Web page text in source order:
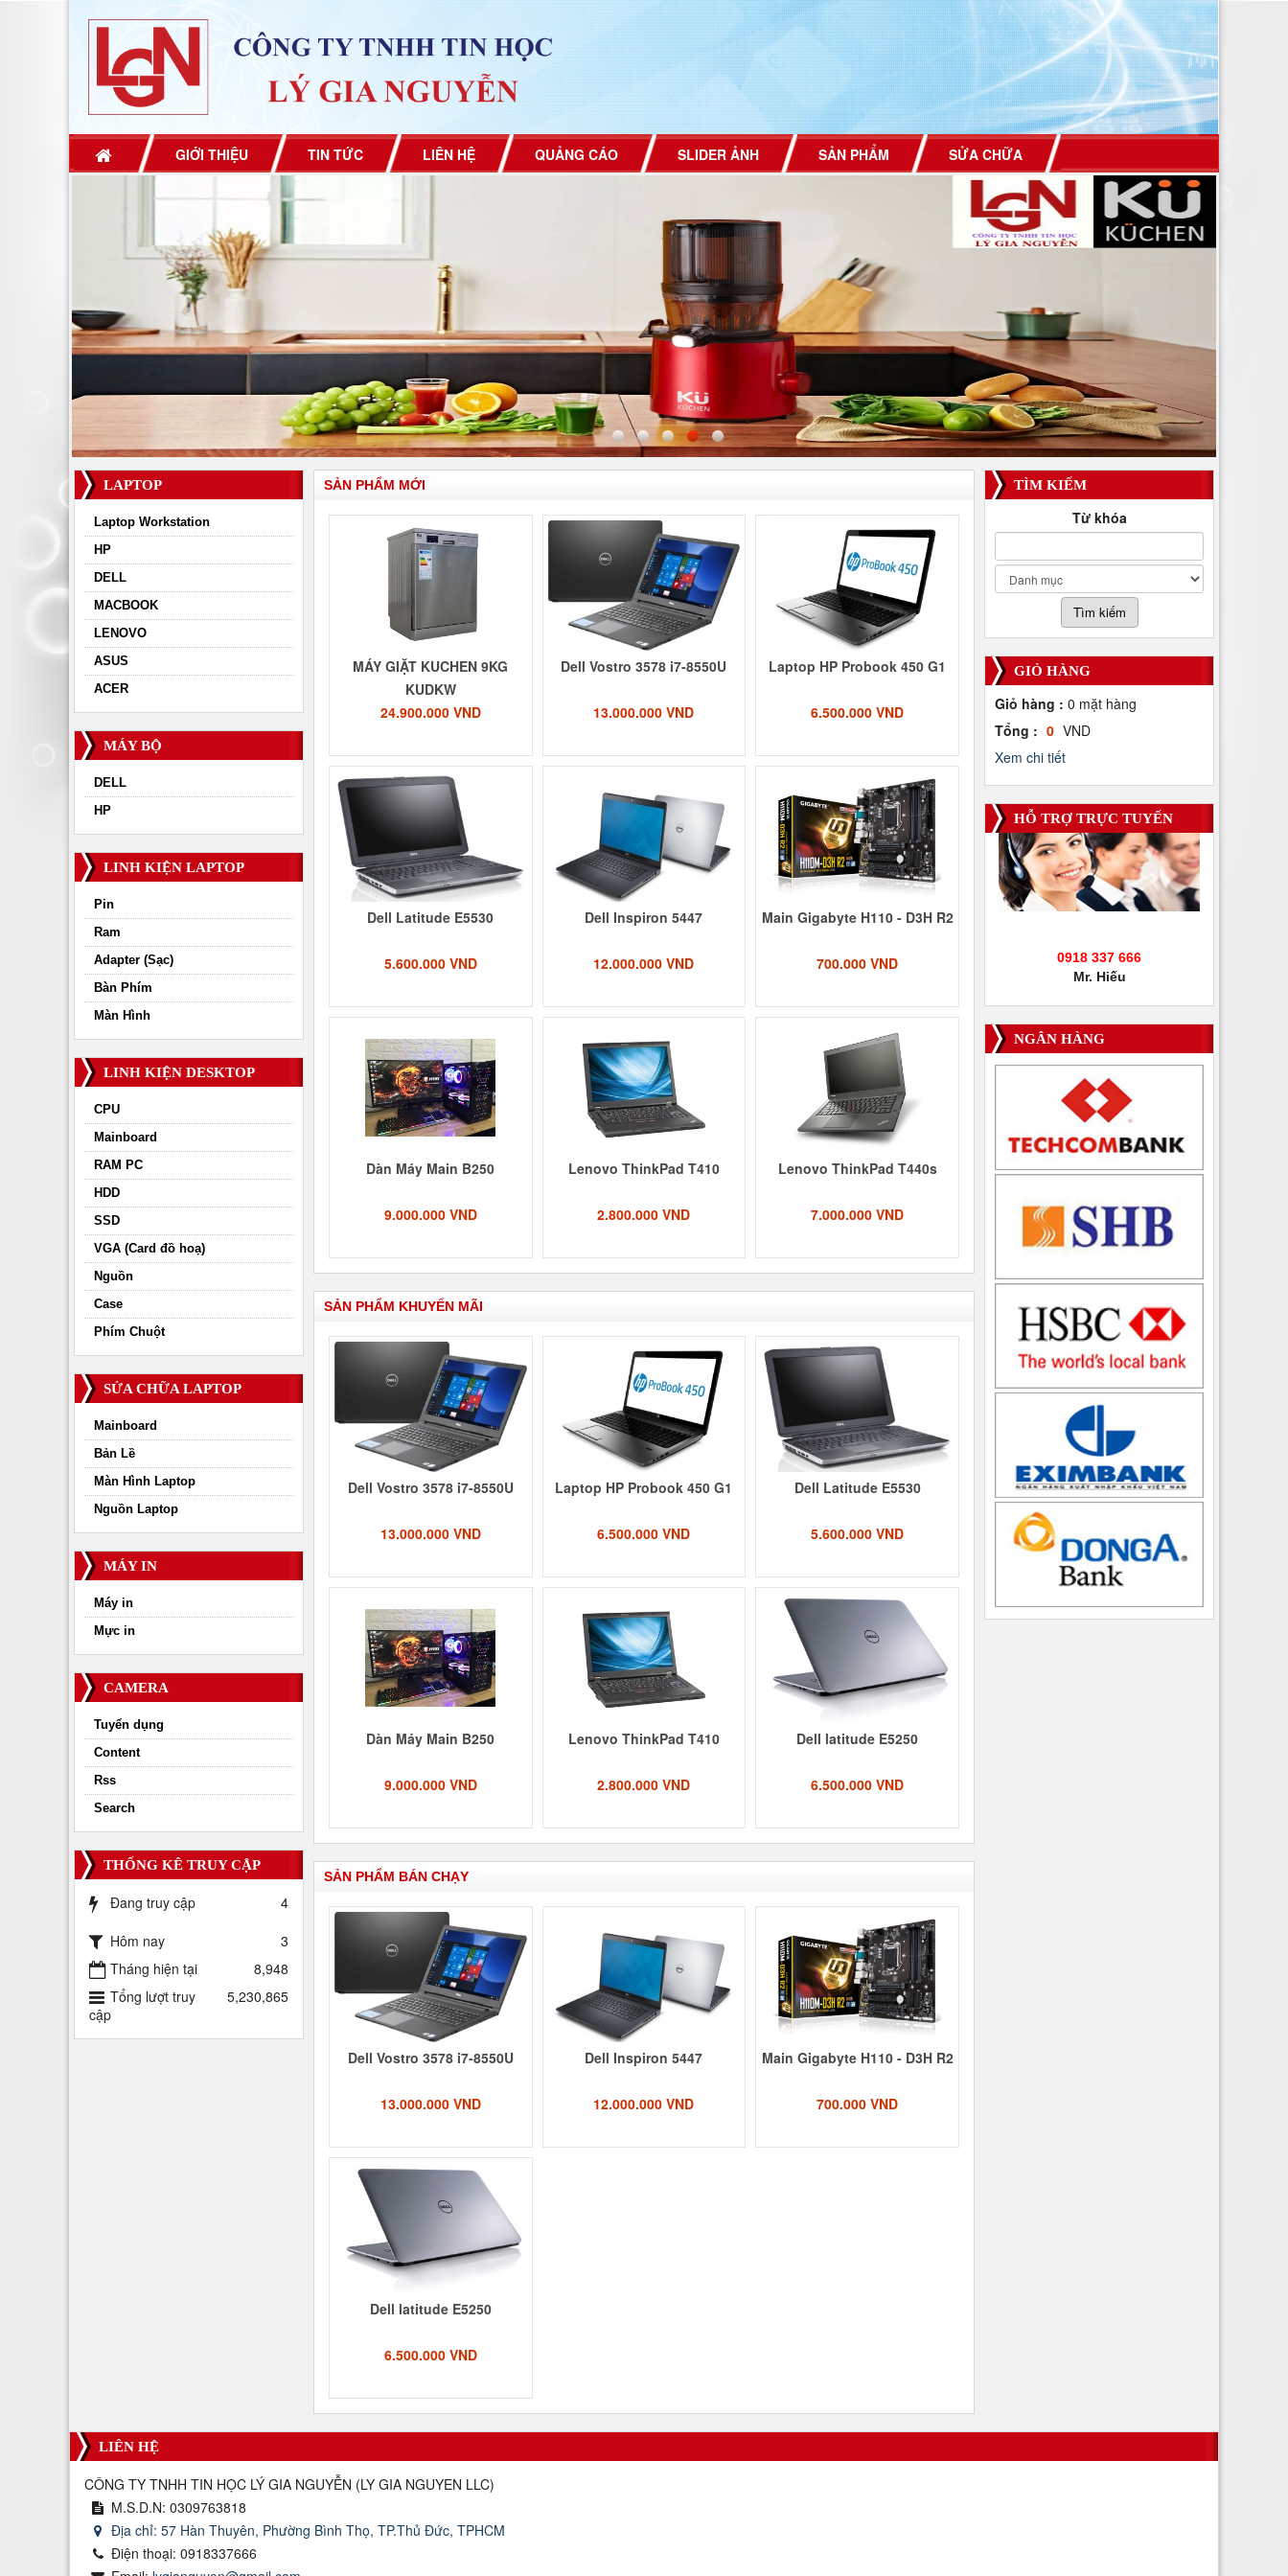
GIỚI THIỆU TIN TỨC LIÊN HỆ QUẢNG CÁO SLIDER ẢNH SẢN PHẨM SỬA CHỮA
SẢN PHẨM MỚI
MÁY GIẶT KUCHEN 9KG
KUDKW
24.900.000 VND
Dell Vostro 3578 i7-8550U
13.000.000 VND
Laptop HP Probook 450 G1
6.500.000 VND
Dell Latitude E5530
5.600.000 VND
Dell Inspiron 5447
12.000.000 VND
Main Gigabyte H110 - D3H R2
700.000 VND
Dàn Máy Main B250
9.000.000 VND
Lenovo ThinkPad T410
2.800.000 VND
Lenovo ThinkPad T440s
7.000.000 VND
SẢN PHẨM KHUYẾN MÃI
Dell Vostro 3578 i7-8550U
13.000.000 VND
Laptop HP Probook 450 G1
6.500.000 VND
Dell Latitude E5530
5.600.000 VND
Dàn Máy Main B250
9.000.000 VND
Lenovo ThinkPad T410
2.800.000 VND
Dell latitude E5250
6.500.000 VND
SẢN PHẨM BÁN CHẠY
Dell Vostro 3578 i7-8550U
13.000.000 VND
Dell Inspiron 5447
12.000.000 VND
Main Gigabyte H110 - D3H R2
700.000 VND
Dell latitude E5250
6.500.000 VND
TÌM KIẾM
Từ khóa
GIỎ HÀNG
Giỏ hàng : 0 mặt hàng
Tổng : 0 VND
Xem chi tiết
HỖ TRỢ TRỰC TUYẾN
0918 337 666
Mr. Hiếu
NGÂN HÀNG
LAPTOP
Laptop Workstation
HP
DELL
MACBOOK
LENOVO
ASUS
ACER
MÁY BỘ
DELL
HP
LINH KIỆN LAPTOP
Pin
Ram
Adapter (Sạc)
Bàn Phím
Màn Hình
LINH KIỆN DESKTOP
CPU
Mainboard
RAM PC
HDD
SSD
VGA (Card đồ hoạ)
Nguồn
Case
Phím Chuột
SỬA CHỮA LAPTOP
Mainboard
Bản Lề
Màn Hình Laptop
Nguồn Laptop
MÁY IN
Máy in
Mực in
CAMERA
Tuyển dụng
Content
Rss
Search
THỐNG KÊ TRUY CẬP
Đang truy cập
4
Hôm nay
3
Tháng hiện tại
8,948
Tổng lượt truy
cập
5,230,865
LIÊN HỆ
CÔNG TY TNHH TIN HỌC LÝ GIA NGUYỄN (LY GIA NGUYEN LLC)
M.S.D.N: 0309763818
Địa chỉ: 57 Hàn Thuyên, Phường Bình Thọ, TP.Thủ Đức, TPHCM
Điện thoại: 0918337666